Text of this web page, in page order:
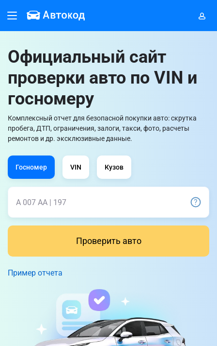
Официальный сайт
проверки авто по VIN и
госномеру
Комплексный отчет для безопасной покупки авто: скрутка
пробега, ДТП, ограничения, залоги, такси, фото, расчеты
ремонтов и др. эксклюзивные данные.
Госномер VIN Кузов
Проверить авто
Пример отчета